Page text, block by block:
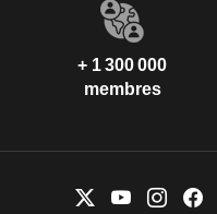
+ 1 300 000
membres